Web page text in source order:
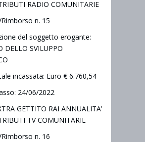
RADIO COMUNITARIE
n. 15
del soggetto erogante:
DELLO SVILUPPO
incassata: Euro € 6.760,54
24/06/2022
GETTITO RAI ANNUALITA’
TV COMUNITARIE
n. 16